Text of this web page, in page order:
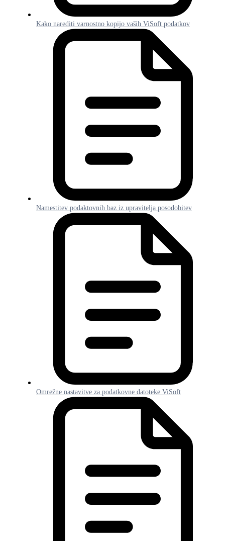
Kako narediti varnostno kopijo vaših ViSoft podatkov
Namestitev podaktovnih baz iz upravitelja posodobitev
Omrežne nastavitve za podatkovne datoteke ViSoft